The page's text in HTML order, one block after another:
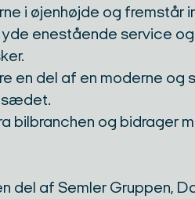
i øjenhøjde og
enestående service
en del af en moderne og
bilbranchen og bidrager
del af Semler Gruppen,